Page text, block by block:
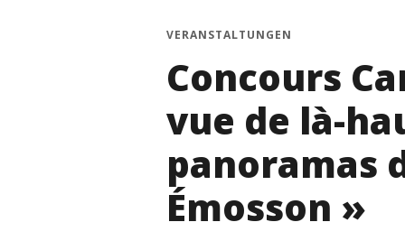
VERANSTALTUNGEN
Concours
vue de là-
panoramas
Émosson »